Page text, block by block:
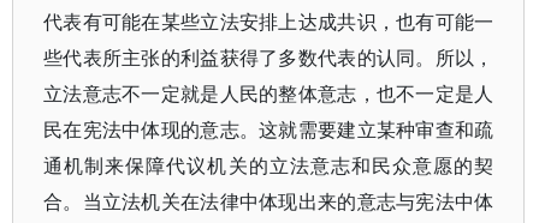
代表有可能在某些立法安排上达成共识，也有可能一
些代表所主张的利益获得了多数代表的认同。所以，
立法意志不一定就是人民的整体意志，也不一定是人
民在宪法中体现的意志。这就需要建立某种审查和疏
通机制来保障代议机关的立法意志和民众意愿的契
合。当立法机关在法律中体现出来的意志与宪法中体